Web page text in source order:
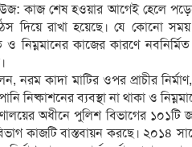
কাজ শেষ হওয়ার আগেই হেলে পড়েছে
দিয়ে রাখা হয়েছে। যে কোনো সময়
ও নিম্নমানের কাজের কারণে
নরম কাদা মাটির ওপর প্রাচীর
নিষ্কাশনের ব্যবস্থা না থাকা ও
অধীনে পুলিশ বিভাগের
কাজটি বাস্তবায়ন করছে। ২০১৪